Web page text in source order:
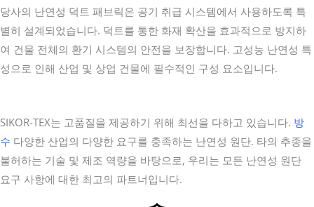
당사의 난연성 덕트 패브릭은 공기 취급 시스템에서 사용하도록 특
별히 설계되었습니다. 덕트를 통한 화재 확산을 효과적으로 방지하
여 건물 전체의 환기 시스템의 안전을 보장합니다. 고성능 난연성 특
성으로 인해 산업 및 상업 건물에 필수적인 구성 요소입니다.
SIKOR-TEX는 고품질을 제공하기 위해 최선을 다하고 있습니다. 방
수 다양한 산업의 다양한 요구를 충족하는 난연성 원단. 타의 추종을
불허하는 기술 및 제조 역량을 바탕으로, 우리는 모든 난연성 원단
요구 사항에 대한 최고의 파트너입니다.